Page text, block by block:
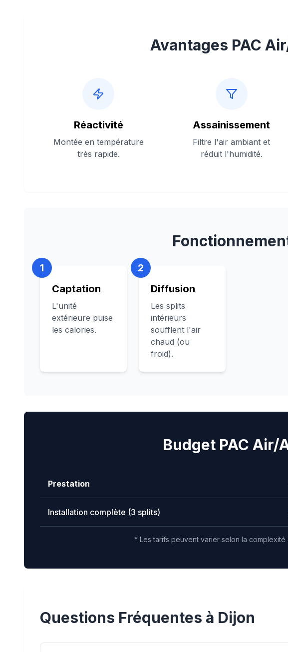
Avantages PAC
Réactivité
Montée en température
très rapide.
Assainissement
Filtre l'air ambiant et
réduit l'humidité.
1
Captation
L'unité
extérieure puise
les calories.
2
Diffusion
Les splits
intérieurs
soufflent l'air
chaud (ou
froid).
Budget PAC Air/
Prestation
Installation complète (3 splits)
* Les tarifs peuvent varier selon la
Questions Fréquentes à Dijon